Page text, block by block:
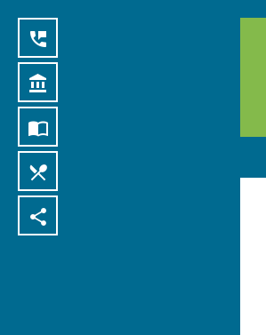
perm_phone_msg
account_balance
import_contacts
local_dining
share